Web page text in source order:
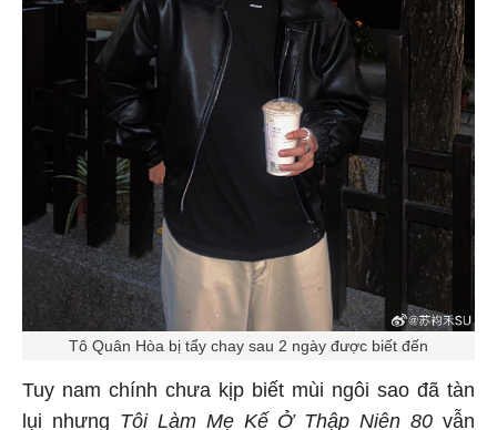
Tô Quân Hòa bị tẩy chay sau 2 ngày được biết đến
Tuy nam chính chưa kịp biết mùi ngôi sao đã tàn
lụi nhưng Tôi Làm Mẹ Kế Ở Thập Niên 80 vẫn